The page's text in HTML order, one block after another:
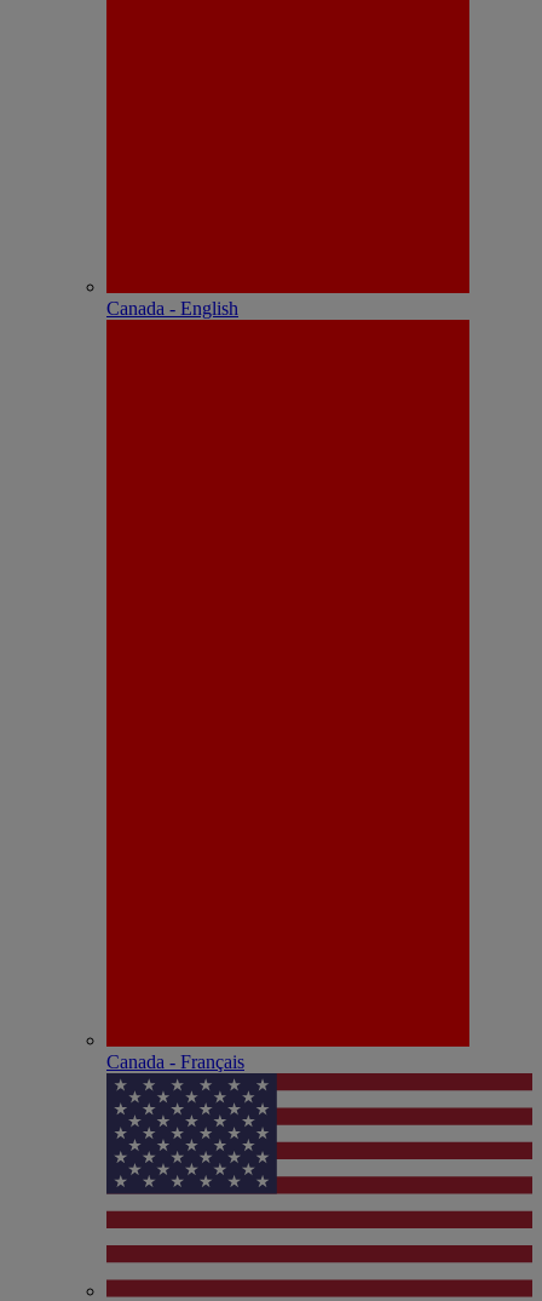
Canada - English
Canada - Français